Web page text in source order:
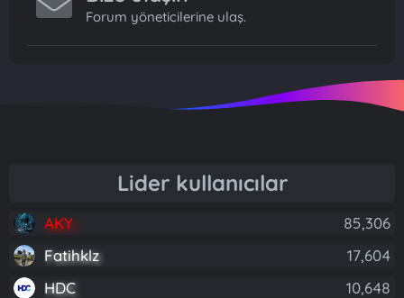
Forum yöneticilerine ulaş.
Lider kullanıcılar
AKY
85,306
Fatihklz
17,604
HDC
10,648